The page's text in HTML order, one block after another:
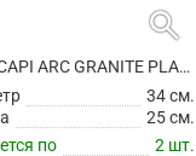
search
КАШПО CAPI ARC GRANITE PLANTER BALL WARM TAUPE
34 см.
25 см.
по
2 шт.